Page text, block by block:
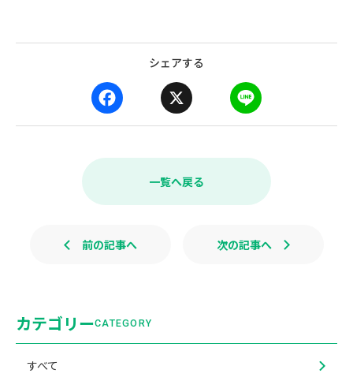
シェアする
a
e
k
i
e
一覧へ戻る
前の記事へ 次の記事へ
カテゴリーCATEGORY
すべて